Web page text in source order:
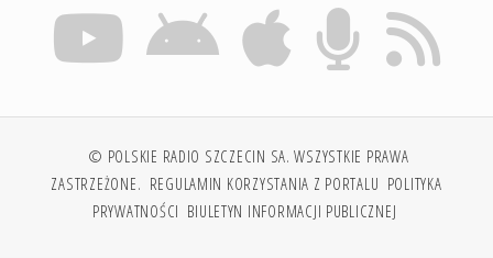
© POLSKIE RADIO SZCZECIN SA. WSZYSTKIE PRAWA
ZASTRZEŻONE. REGULAMIN KORZYSTANIA Z PORTALU POLITYKA
PRYWATNOŚCI BIULETYN INFORMACJI PUBLICZNEJ